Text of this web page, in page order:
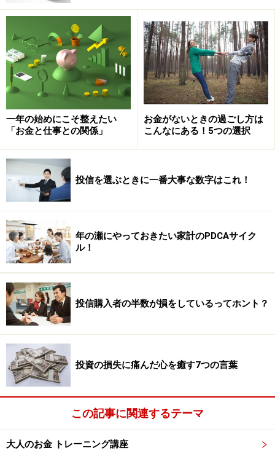
言があります。
今回は、日本の隣で起こっている緊張なので、さすがに
戦闘開始となると、日本株への悪影響は避けられないか
もしれません。しかし、米国株は逆に上昇するという展
開もあることでしょう。世界同時株安に至るような事象
ではないという見解もあります。
為替は、円高？それとも円安？
ドル円はどうでしょう？近年では、何か悪いことが起き
ると、円高になります。今回も、米朝の戦争は円高を招
くのでしょうか？
一般的には、戦闘→リスク回避→円高という傾向を繰り
返すかもしれませんが、万が一、日本国内にミサイルが
着弾するような事態になれば、今度は、逆に円が暴落す
る方向が考えられます。
実際に戦闘になり、米国がその圧倒的な軍事力で、数日
で北朝鮮を制圧し、その後に朝鮮半島の非核化が実現す
れば、これまた、ドル高円安の方向です。
一年の始めにこそ整えたい
「お金と仕事との関係」
お金がないときの過ごし方は
こんなにある！5つの選択
投信を選ぶときに一番大事な数字はこれ！
年の瀬にやっておきたい家計のPDCAサイク
ル！
投信購入者の半数が損をしているってホント？
投資の損失に痛んだ心を癒す7つの言葉
この記事に関連するテーマ
大人のお金 トレーニング講座